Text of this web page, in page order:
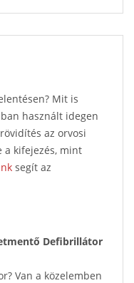
Mit is
használt idegen
az orvosi
a kifejezés, mint
segít az
Defibrillátor
Van a közelemben